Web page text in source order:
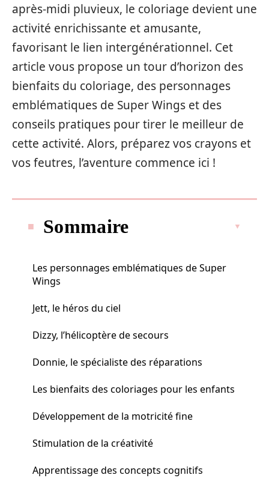
après-midi pluvieux, le coloriage devient une
activité enrichissante et amusante,
favorisant le lien intergénérationnel. Cet
article vous propose un tour d’horizon des
bienfaits du coloriage, des personnages
emblématiques de Super Wings et des
conseils pratiques pour tirer le meilleur de
cette activité. Alors, préparez vos crayons et
vos feutres, l’aventure commence ici !
Sommaire
Les personnages emblématiques de Super
Wings
Jett, le héros du ciel
Dizzy, l’hélicoptère de secours
Donnie, le spécialiste des réparations
Les bienfaits des coloriages pour les enfants
Développement de la motricité fine
Stimulation de la créativité
Apprentissage des concepts cognitifs